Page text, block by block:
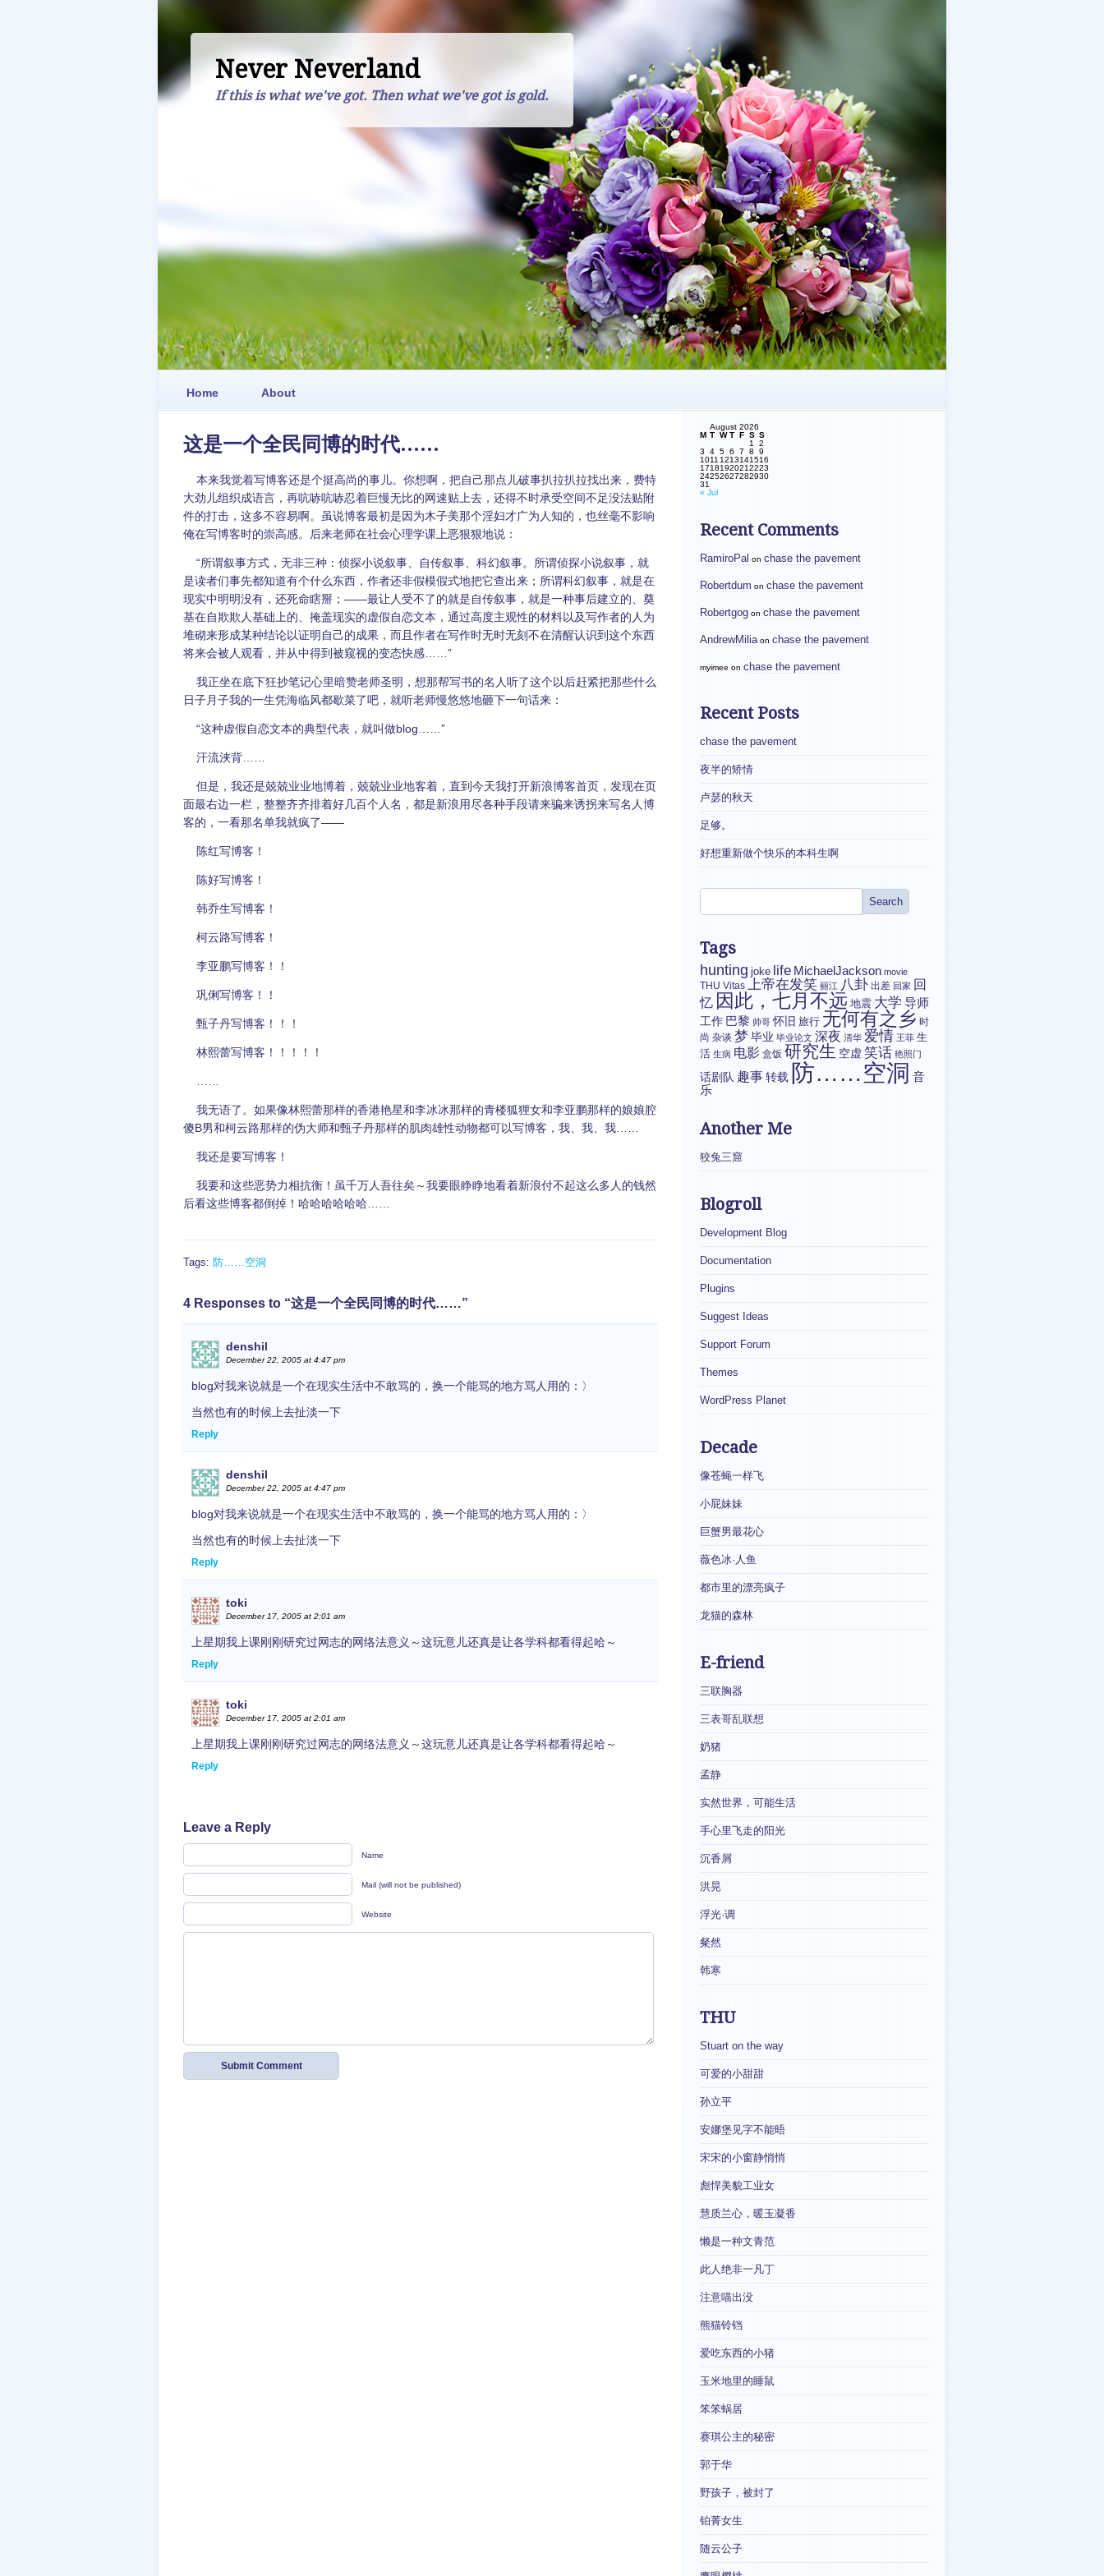
Never Neverland
If this is what we've got. Then what we've got is gold.
Home About
这是一个全民同博的时代……
本来我觉着写博客还是个挺高尚的事儿。你想啊，把自己那点儿破事扒拉扒拉找出来，费特
大劲儿组织成语言，再吭哧吭哧忍着巨慢无比的网速贴上去，还得不时承受空间不足没法贴附
件的打击，这多不容易啊。虽说博客最初是因为木子美那个淫妇才广为人知的，也丝毫不影响
俺在写博客时的崇高感。后来老师在社会心理学课上恶狠狠地说：
“所谓叙事方式，无非三种：侦探小说叙事、自传叙事、科幻叙事。所谓侦探小说叙事，就
是读者们事先都知道有个什么东西，作者还非假模假式地把它查出来；所谓科幻叙事，就是在
现实中明明没有，还死命瞎掰；——最让人受不了的就是自传叙事，就是一种事后建立的、奠
基在自欺欺人基础上的、掩盖现实的虚假自恋文本，通过高度主观性的材料以及写作者的人为
堆砌来形成某种结论以证明自己的成果，而且作者在写作时无时无刻不在清醒认识到这个东西
将来会被人观看，并从中得到被窥视的变态快感……”
我正坐在底下狂抄笔记心里暗赞老师圣明，想那帮写书的名人听了这个以后赶紧把那些什么
日子月子我的一生凭海临风都歇菜了吧，就听老师慢悠悠地砸下一句话来：
“这种虚假自恋文本的典型代表，就叫做blog……”
汗流浃背……
但是，我还是兢兢业业地博着，兢兢业业地客着，直到今天我打开新浪博客首页，发现在页
面最右边一栏，整整齐齐排着好几百个人名，都是新浪用尽各种手段请来骗来诱拐来写名人博
客的，一看那名单我就疯了——
陈红写博客！
陈好写博客！
韩乔生写博客！
柯云路写博客！
李亚鹏写博客！！
巩俐写博客！！
甄子丹写博客！！！
林熙蕾写博客！！！！！
我无语了。如果像林熙蕾那样的香港艳星和李冰冰那样的青楼狐狸女和李亚鹏那样的娘娘腔
傻B男和柯云路那样的伪大师和甄子丹那样的肌肉雄性动物都可以写博客，我、我、我……
我还是要写博客！
我要和这些恶势力相抗衡！虽千万人吾往矣～我要眼睁睁地看着新浪付不起这么多人的钱然
后看这些博客都倒掉！哈哈哈哈哈哈……
Tags: 防……空洞
4 Responses to “这是一个全民同博的时代……”
denshil
December 22, 2005 at 4:47 pm
blog对我来说就是一个在现实生活中不敢骂的，换一个能骂的地方骂人用的：〉
当然也有的时候上去扯淡一下
Reply
denshil
December 22, 2005 at 4:47 pm
blog对我来说就是一个在现实生活中不敢骂的，换一个能骂的地方骂人用的：〉
当然也有的时候上去扯淡一下
Reply
toki
December 17, 2005 at 2:01 am
上星期我上课刚刚研究过网志的网络法意义～这玩意儿还真是让各学科都看得起哈～
Reply
toki
December 17, 2005 at 2:01 am
上星期我上课刚刚研究过网志的网络法意义～这玩意儿还真是让各学科都看得起哈～
Reply
Leave a Reply
Name
Mail (will not be published)
Website
August 2026
M T W T F S S
1
2
3
4 5 6 7 8
9
1011 1213141516
17181920212223
24252627282930
31
« Jul
Recent Comments
RamiroPal on chase the pavement
Robertdum on chase the pavement
Robertgog on chase the pavement
AndrewMilia on chase the pavement
myimee on chase the pavement
Recent Posts
chase the pavement
夜半的矫情
卢瑟的秋天
足够。
好想重新做个快乐的本科生啊
Tags
hunting joke life MichaelJackson movie
THU Vitas 上帝在发笑 丽江 八卦 出差 回家 回
忆 因此，七月不远 地震 大学 导师
工作 巴黎 帅哥 怀旧 旅行 无何有之乡 时
尚 杂谈 梦 毕业 毕业论文 深夜 清华 爱情 王菲 生
活 生病 电影 盒饭 研究生 空虚 笑话 艳照门
话剧队 趣事转载 防……空洞 音
乐
Another Me
狡兔三窟
Blogroll
Development Blog
Documentation
Plugins
Suggest Ideas
Support Forum
Themes
WordPress Planet
Decade
像苍蝇一样飞
小屁妹妹
巨蟹男最花心
薇色冰·人鱼
都市里的漂亮疯子
龙猫的森林
E-friend
三联胸器
三表哥乱联想
奶猪
孟静
实然世界，可能生活
手心里飞走的阳光
沉香屑
洪晃
浮光·调
粲然
韩寒
THU
Stuart on the way
可爱的小甜甜
孙立平
安娜堡见字不能晤
宋宋的小窗静悄悄
彪悍美貌工业女
慧质兰心，暖玉凝香
懒是一种文青范
此人绝非一凡丁
注意喵出没
熊猫铃铛
爱吃东西的小猪
玉米地里的睡鼠
笨笨蜗居
赛琪公主的秘密
郭于华
野孩子，被封了
铂菁女生
随云公子